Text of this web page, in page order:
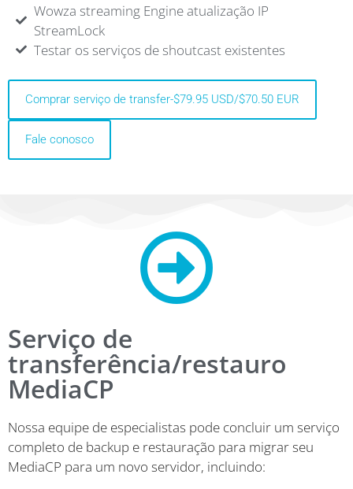
Wowza streaming Engine atualização IP
StreamLock
Testar os serviços de shoutcast existentes
Comprar serviço de transfer-$79.95 USD/$70.50 EUR
Fale conosco
Serviço de
transferência/restauro
MediaCP
Nossa equipe de especialistas pode concluir um serviço
completo de backup e restauração para migrar seu
MediaCP para um novo servidor, incluindo: